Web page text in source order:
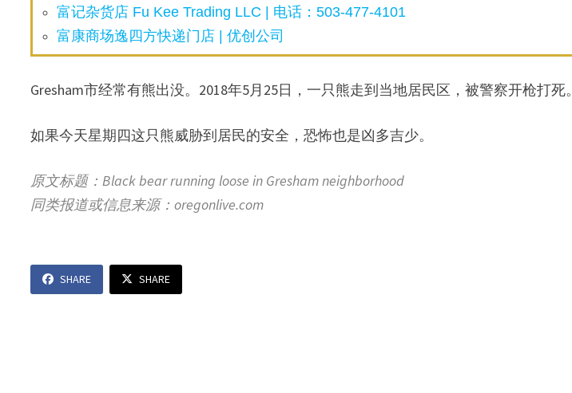
富记杂货店 Fu Kee Trading LLC | 电话：503-477-4101
富康商场逸四方快递门店 | 优创公司
Gresham市经常有熊出没。2018年5月25日，一只熊走到当地居民区，被警察开枪打死。
如果今天星期四这只熊威胁到居民的安全，恐怖也是凶多吉少。
原文标题：Black bear running loose in Gresham neighborhood
同类报道或信息来源：oregonlive.com
SHARE SHARE